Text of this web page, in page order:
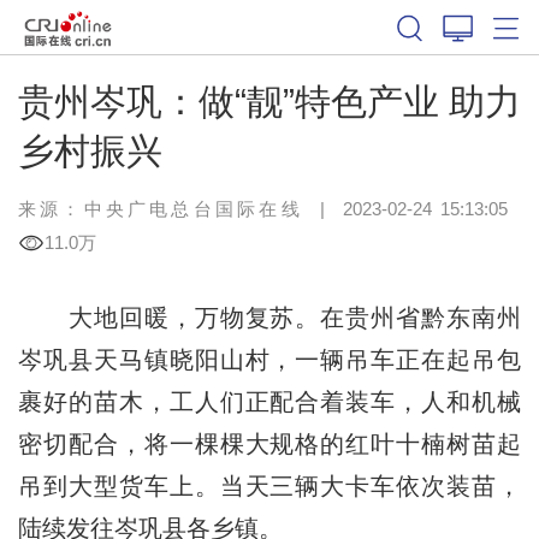
贵州岑巩：做“靓”特色产业 助力
乡村振兴
来源：中央广电总台国际在线 | 2023-02-24 15:13:05
11.0万
大地回暖，万物复苏。在贵州省黔东南州
岑巩县天马镇晓阳山村，一辆吊车正在起吊包
裹好的苗木，工人们正配合着装车，人和机械
密切配合，将一棵棵大规格的红叶十楠树苗起
吊到大型货车上。当天三辆大卡车依次装苗，
陆续发往岑巩县各乡镇。